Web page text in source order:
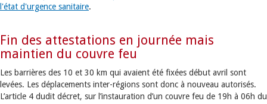
l'état d'urgence sanitaire.
Fin des attestations en journée mais
maintien du couvre feu
Les barrières des 10 et 30 km qui avaient été fixées début avril sont
levées. Les déplacements inter-régions sont donc à nouveau autorisés.
L’article 4 dudit décret, sur l’instauration d’un couvre feu de 19h à 06h du